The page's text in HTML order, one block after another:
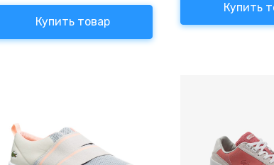
Купить товар
Купить